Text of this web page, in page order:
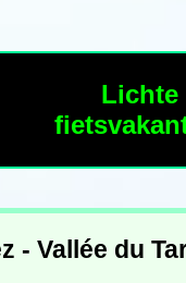
Lichte
- Vallée du